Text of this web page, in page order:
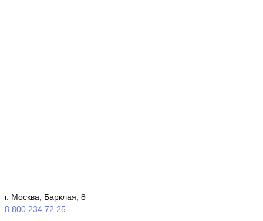
г. Москва, Барклая, 8
8 800 234 72 25